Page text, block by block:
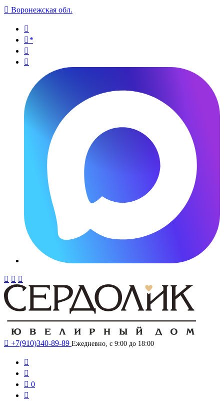
 Воронежская обл.

*


  
 +7(910)340-89-89 Ежедневно, с 9:00 до 18:00


 0
